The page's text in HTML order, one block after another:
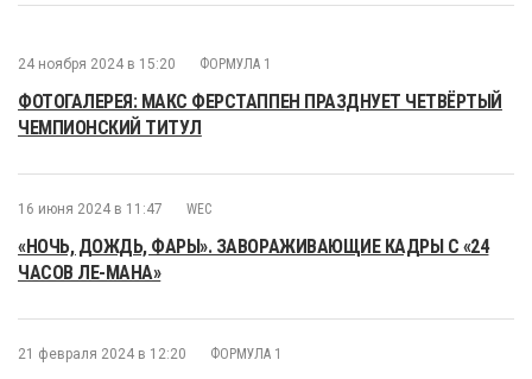
24 ноября 2024 в 15:20 ФОРМУЛА 1
ФОТОГАЛЕРЕЯ: МАКС ФЕРСТАППЕН ПРАЗДНУЕТ ЧЕТВЁРТЫЙ
ЧЕМПИОНСКИЙ ТИТУЛ
16 июня 2024 в 11:47 WEC
«НОЧЬ, ДОЖДЬ, ФАРЫ». ЗАВОРАЖИВАЮЩИЕ КАДРЫ С «24
ЧАСОВ ЛЕ-МАНА»
21 февраля 2024 в 12:20 ФОРМУЛА 1